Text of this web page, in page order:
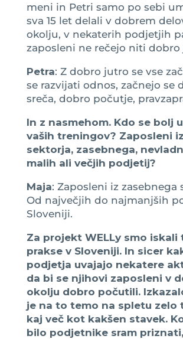
meni in Petri samo po sebi
sva 15 let delali v dobrem
okolju, v nekaterih podjetjih
zaposleni ne rečejo niti dobro
Petra: Z dobro jutro se vse
se razvijati odnos, začnejo se
sreča, dobro počutje,
In z nasmehom. Kdo se bolj
vaših treningov? Zaposleni
sektorja, zasebnega,
malih ali večjih podjetij?
Maja: Zaposleni iz zasebnega
Od največjih do najmanjših
Sloveniji.
Za projekt WELLy smo iskali
prakse v Sloveniji. In sicer
podjetja uvajajo nekatere
da bi se njihovi zaposleni v
okolju dobro počutili.
je na to temo na spletu zelo
kaj več kot kakšen stavek.
bilo podjetnike sram